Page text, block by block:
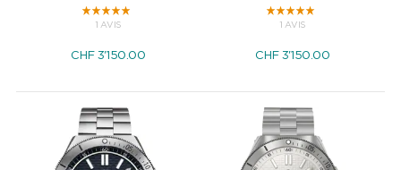
1 AVIS
CHF 3'150.00
1 AVIS
CHF 3'150.00